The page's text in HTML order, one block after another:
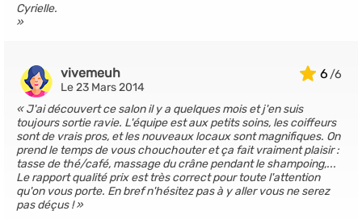
Cyrielle.
6
vivemeuh
Le 23 Mars 2014
J'ai découvert ce salon il y a quelques mois et j'en suis
toujours sortie ravie. L'équipe est aux petits soins, les coiffeurs
sont de vrais pros, et les nouveaux locaux sont magnifiques. On
prend le temps de vous chouchouter et ça fait vraiment plaisir :
tasse de thé/café, massage du crâne pendant le shampoing,...
Le rapport qualité prix est très correct pour toute l'attention
qu'on vous porte. En bref n'hésitez pas à y aller vous ne serez
pas déçus !